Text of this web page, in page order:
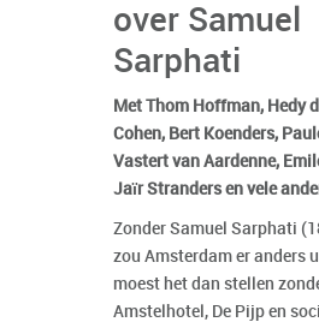
over Samuel
Sarphati
Met Thom Hoffman, Hedy
Cohen, Bert Koenders,
Vastert van Aardenne,
Jaïr Stranders en vele
Zonder Samuel Sarphati
zou Amsterdam er anders
moest het dan stellen
Amstelhotel, De Pijp en